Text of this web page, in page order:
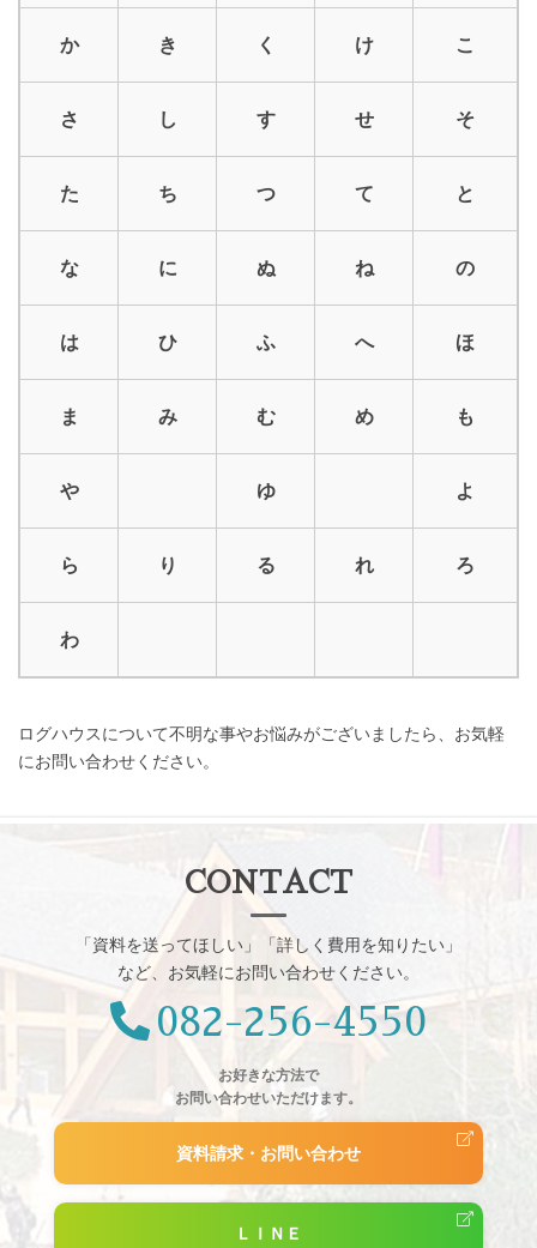
か き く け こ
さ し す せ そ
た ち つ て と
な に ぬ ね の
は ひ ふ へ ほ
ま み む め も
や ゆ よ
ら り る れ ろ
わ
ログハウスについて不明な事やお悩みがございましたら、お気軽
にお問い合わせください。
CONTACT
「資料を送ってほしい」「詳しく費用を知りたい」
など、お気軽にお問い合わせください。
082-256-4550
お好きな方法で
お問い合わせいただけます。
資料請求・お問い合わせ
ＬＩＮＥ